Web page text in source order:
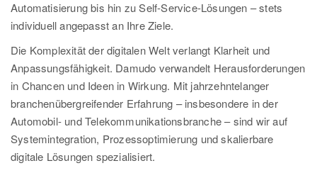
Automatisierung bis hin zu Self-Service-Lösungen – stets
individuell angepasst an Ihre Ziele.
Die Komplexität der digitalen Welt verlangt Klarheit und
Anpassungsfähigkeit. Damudo verwandelt Herausforderungen
in Chancen und Ideen in Wirkung. Mit jahrzehntelanger
branchenübergreifender Erfahrung – insbesondere in der
Automobil- und Telekommunikationsbranche – sind wir auf
Systemintegration, Prozessoptimierung und skalierbare
digitale Lösungen spezialisiert.